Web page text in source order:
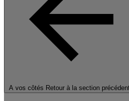
A vos côtés Retour à la section